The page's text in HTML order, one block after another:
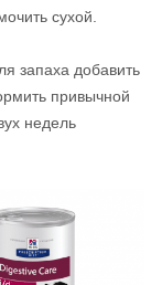
сухой.
запаха добавить
привычной
недель